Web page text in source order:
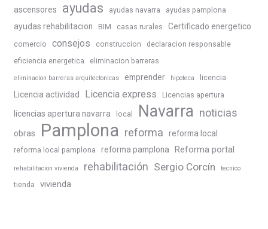
ascensores ayudas ayudas navarra ayudas pamplona
ayudas rehabilitacion BIM casas rurales Certificado energetico
comercio consejos construccion
declaracion responsable
eficiencia energetica
eliminacion barreras
eliminacion barreras arquitectonicas emprender hipoteca licencia
Licencia actividad Licencia express Licencias apertura
licencias apertura navarra local Navarra noticias
obras Pamplona reforma reforma local
reforma local pamplona reforma pamplona Reforma portal
rehabilitacion vivienda rehabilitación Sergio Corcín tecnico
tienda vivienda